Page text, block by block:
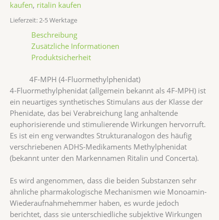
kaufen, ritalin kaufen
Lieferzeit: 2-5 Werktage
Beschreibung
Zusätzliche Informationen
Produktsicherheit
4F-MPH (4-Fluormethylphenidat)
4-Fluormethylphenidat (allgemein bekannt als 4F-MPH) ist
ein neuartiges synthetisches Stimulans aus der Klasse der
Phenidate, das bei Verabreichung lang anhaltende
euphorisierende und stimulierende Wirkungen hervorruft.
Es ist ein eng verwandtes Strukturanalogon des häufig
verschriebenen ADHS-Medikaments Methylphenidat
(bekannt unter den Markennamen Ritalin und Concerta).
Es wird angenommen, dass die beiden Substanzen sehr
ähnliche pharmakologische Mechanismen wie Monoamin-
Wiederaufnahmehemmer haben, es wurde jedoch
berichtet, dass sie unterschiedliche subjektive Wirkungen